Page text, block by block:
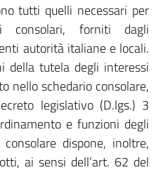
tutti quelli necessari per
consolari, forniti dagli
autorità italiane e locali.
della tutela degli interessi
nello schedario consolare,
legislativo (D.lgs.) 3
e funzioni degli
dispone, inoltre,
ai sensi dell’art. 62 del